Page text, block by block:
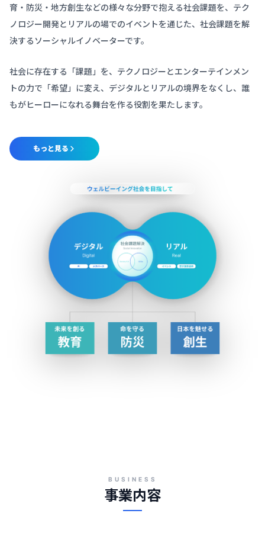
育・防災・地方創生などの様々な分野で抱える社会課題を、テク
ノロジー開発とリアルの場でのイベントを通じた、社会課題を解
決するソーシャルイノベーターです。
社会に存在する「課題」を、テクノロジーとエンターテインメン
トの力で「希望」に変え、デジタルとリアルの境界をなくし、誰
もがヒーローになれる舞台を作る役割を果たします。
もっと見る
BUSINESS
事業内容